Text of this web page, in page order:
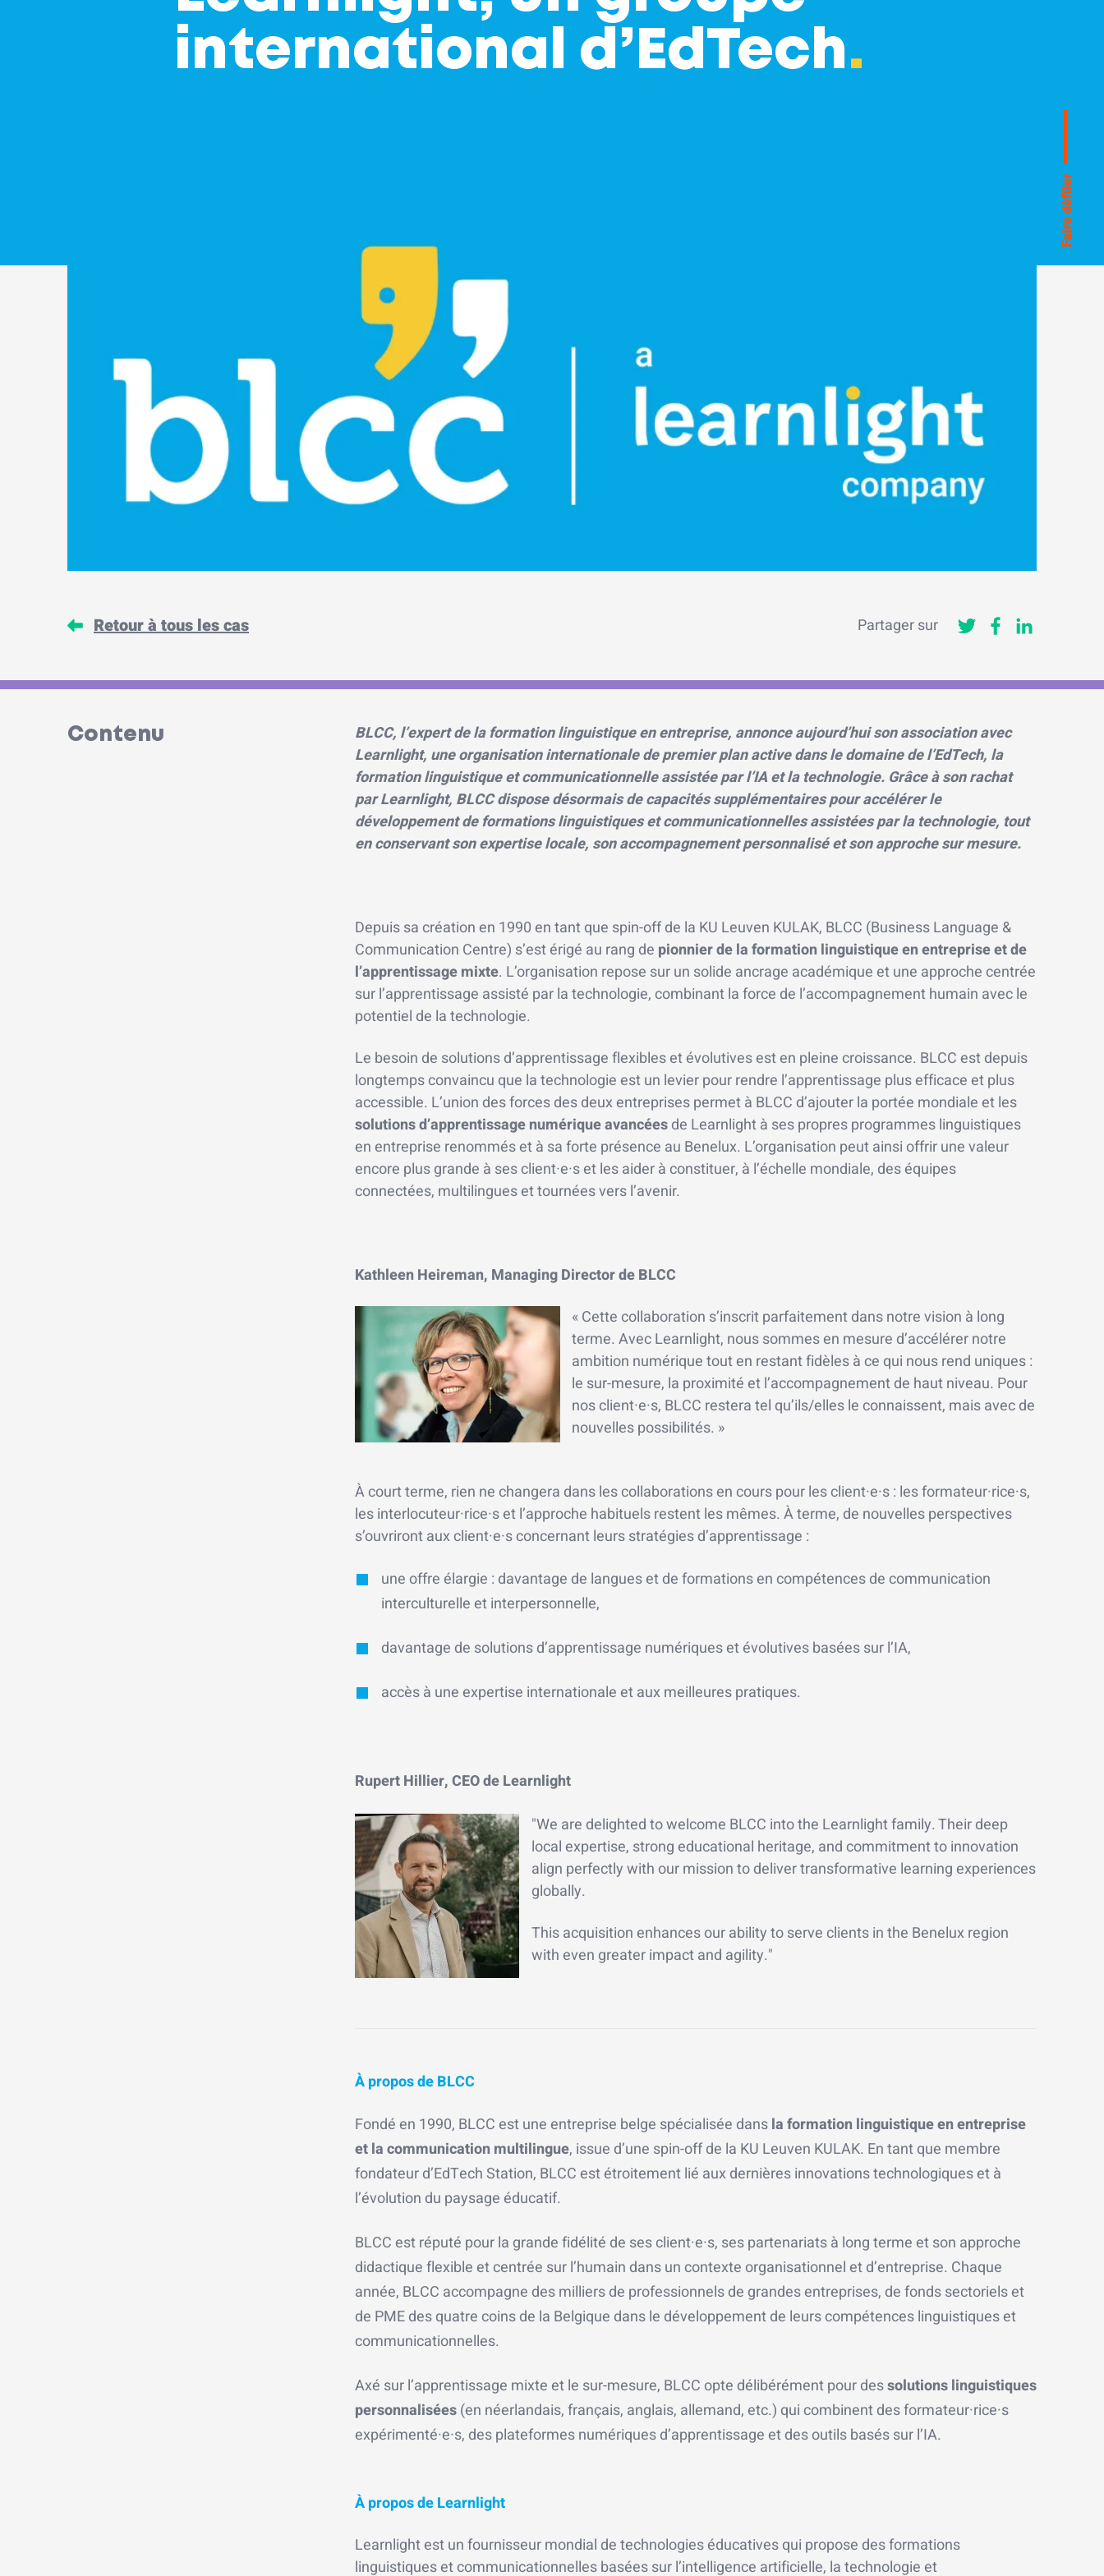
international d’EdTech.
Faire défiler
Retour à tous les cas Partager sur
Contenu BLCC, l’expert de la formation linguistique en entreprise, annonce aujourd’hui son association avec
Learnlight, une organisation internationale de premier plan active dans le domaine de l’EdTech, la
formation linguistique et communicationnelle assistée par l’IA et la technologie. Grâce à son rachat
par Learnlight, BLCC dispose désormais de capacités supplémentaires pour accélérer le
développement de formations linguistiques et communicationnelles assistées par la technologie, tout
en conservant son expertise locale, son accompagnement personnalisé et son approche sur mesure.
Depuis sa création en 1990 en tant que spin-off de la KU Leuven KULAK, BLCC (Business Language &
Communication Centre) s’est érigé au rang de pionnier de la formation linguistique en entreprise et de
l’apprentissage mixte. L’organisation repose sur un solide ancrage académique et une approche centrée
sur l’apprentissage assisté par la technologie, combinant la force de l’accompagnement humain avec le
potentiel de la technologie.
Le besoin de solutions d’apprentissage flexibles et évolutives est en pleine croissance. BLCC est depuis
longtemps convaincu que la technologie est un levier pour rendre l’apprentissage plus efficace et plus
accessible. L’union des forces des deux entreprises permet à BLCC d’ajouter la portée mondiale et les
solutions d’apprentissage numérique avancéesde Learnlight à ses propres programmes linguistiques
en entreprise renommés et à sa forte présence au Benelux. L’organisation peut ainsi offrir une valeur
encore plus grande à ses client·e·s et les aider à constituer, à l’échelle mondiale, des équipes
connectées, multilingues et tournées vers l’avenir.
Kathleen Heireman, Managing Director de BLCC
« Cette collaboration s’inscrit parfaitement dans notre vision à long
terme. Avec Learnlight, nous sommes en mesure d’accélérer notre
ambition numérique tout en restant fidèles à ce qui nous rend uniques :
le sur-mesure, la proximité et l’accompagnement de haut niveau. Pour
nos client·e·s, BLCC restera tel qu’ils/elles le connaissent, mais avec de
nouvelles possibilités. »
À court terme, rien ne changera dans les collaborations en cours pour les client·e·s : les formateur·rice·s,
les interlocuteur·rice·s et l’approche habituels restent les mêmes.À terme, de nouvelles perspectives
s’ouvriront aux client·e·s concernant leurs stratégies d’apprentissage :
une offre élargie : davantage de langues et de formations en compétences de communication
interculturelle et interpersonnelle,
davantage de solutions d’apprentissage numériques et évolutives basées sur l’IA,
accès à une expertise internationale et aux meilleures pratiques.
Rupert Hillier, CEO de Learnlight
"We are delighted to welcome BLCC into the Learnlight family. Their deep
local expertise, strong educational heritage, and commitment to innovation
align perfectly with our mission to deliver transformative learning experiences
globally.
This acquisition enhances our ability to serve clients in the Benelux region
with even greater impact and agility."
À propos de BLCC
Fondé en 1990, BLCC est une entreprise belge spécialisée dansla formation linguistique en entreprise
et la communication multilingue, issue d’une spin-off de la KU Leuven KULAK. En tant que membre
fondateur d’EdTech Station, BLCC est étroitement lié aux dernières innovations technologiques et à
l’évolution du paysage éducatif.
BLCC est réputé pour la grande fidélité de ses client·e·s, ses partenariats à long terme et son approche
didactique flexible et centrée sur l’humain dans un contexte organisationnel et d’entreprise. Chaque
année, BLCC accompagne des milliers de professionnels de grandes entreprises, de fonds sectoriels et
de PME des quatre coins de la Belgique dans le développement de leurs compétences linguistiques et
communicationnelles.
Axé sur l’apprentissage mixte et le sur-mesure, BLCC opte délibérément pour dessolutions linguistiques
personnalisées(en néerlandais, français, anglais, allemand, etc.) qui combinent des formateur·rice·s
expérimenté·e·s, des plateformes numériques d’apprentissage et des outils basés sur l’IA.
À propos de Learnlight
Learnlight est un fournisseur mondial de technologies éducatives qui propose des formations
linguistiques et communicationnelles basées sur l’intelligence artificielle, la technologie et